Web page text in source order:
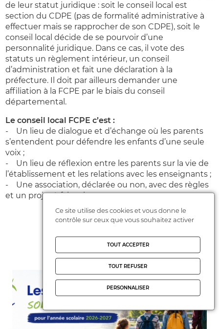
de leur statut juridique : soit le conseil local est
section du CDPE (pas de formalité administrative à
effectuer mais se rapprocher de son CDPE), soit le
conseil local décide de se pourvoir d’une
personnalité juridique. Dans ce cas, il vote des
statuts un règlement intérieur, un conseil
d’administration et fait une déclaration à la
préfecture. Il doit par ailleurs demander une
affiliation à la FCPE par le biais du conseil
départemental.
Le conseil local FCPE c’est :
- Un lieu de dialogue et d’échange où les parents
s’entendent pour défendre les enfants d’une seule
voix ;
- Un lieu de réflexion entre les parents sur la vie de
l’établissement et les relations avec les enseignants ;
- Une association, déclarée ou non, avec des règles
et un projet à faire vivre.
Actualités FCPE
Ce site utilise des cookies et vous donne le
contrôle sur ceux que vous souhaitez activer
TOUT ACCEPTER
TOUT REFUSER
PERSONNALISER